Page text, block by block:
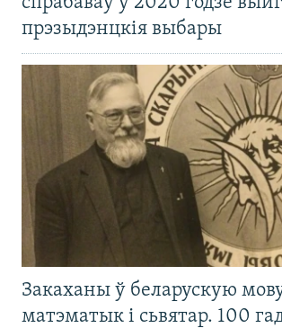
прэзыдэнцкія выбары
Закаханы ў беларускую
матэматык і сьвятар. 100